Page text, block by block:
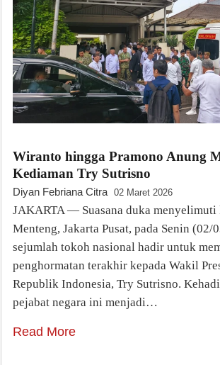
Wiranto hingga Pramono Anung
Kediaman Try Sutrisno
Diyan Febriana Citra 02 Maret 2026
JAKARTA — Suasana duka menyelimuti
Menteng, Jakarta Pusat, pada Senin (02/
sejumlah tokoh nasional hadir untuk
penghormatan terakhir kepada Wakil
Republik Indonesia, Try Sutrisno.
pejabat negara ini menjadi…
Read More